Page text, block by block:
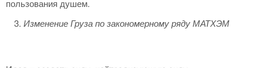
пользования душем.
Изменение Груза по закономерному ряду МАТХЭМ